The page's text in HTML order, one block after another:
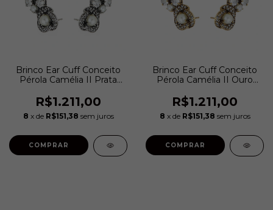
Brinco Ear Cuff Conceito
Pérola Camélia II Prata
R$1.211,00
8 x de R$151,38 sem juros
COMPRAR
Brinco Ear Cuff Conceito
Pérola Camélia II Ouro
Albertazzi
R$1.211,00
8 x de R$151,38 sem juros
COMPRAR